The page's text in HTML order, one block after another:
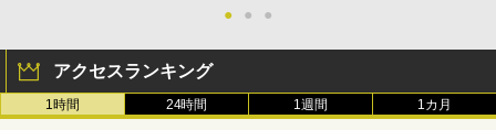
●
● ●
アクセスランキング
1時間 24時間 1週間 1カ月